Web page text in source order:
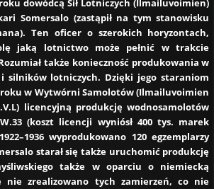
dowódcą Sił Lotniczych (Ilmailuvoimien)
Somersalo (zastąpił na tym stanowisku
Ten oficer o szerokich horyzontach,
jaką lotnictwo może pełnić w trakcie
także konieczność produkowania w
silników lotniczych. Dzięki jego staraniom
w Wytwórni Samolotów (Ilmailuvoimien
licencyjną produkcję wodnosamolotów
(koszt licencji wyniósł 400 tys. marek
wyprodukowano 120 egzemplarzy
starał się także uruchomić produkcję
także w oparciu o niemiecką
nie zrealizowano tych zamierzeń, co nie